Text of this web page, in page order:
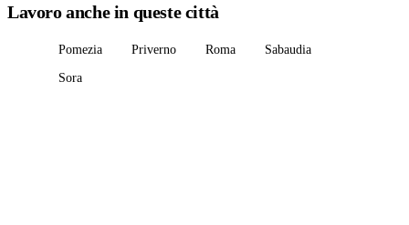
Lavoro anche in queste città
Pomezia Priverno Roma
Sabaudia
Sora